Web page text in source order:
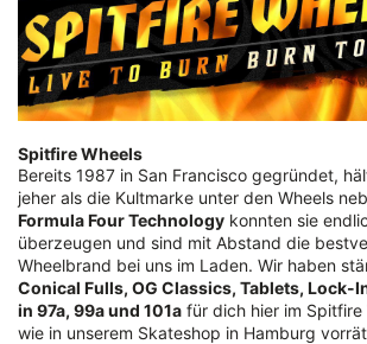
Spitfire Wheels
Bereits 1987 in San Francisco gegründet,
jeher als die Kultmarke unter den Wheels
Formula Four Technology konnten sie
überzeugen und sind mit Abstand die
Wheelbrand bei uns im Laden. Wir haben
Conical Fulls, OG Classics, Tablets, Lock-
in 97a, 99a und 101a für dich hier im Spitfire
wie in unserem Skateshop in Hamburg